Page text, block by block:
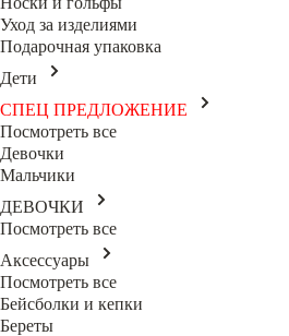
Уход за изделиями
Подарочная упаковка
Дети
СПЕЦ ПРЕДЛОЖЕНИЕ
Посмотреть все
Девочки
Мальчики
ДЕВОЧКИ
Посмотреть все
Аксессуары
Посмотреть все
Бейсболки и кепки
Береты